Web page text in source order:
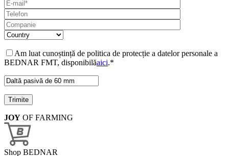
Am luat cunoștință de politica de protecție a datelor personale a
BEDNAR FMT, disponibilăaici.*
JOY OF FARMING
Shop BEDNAR